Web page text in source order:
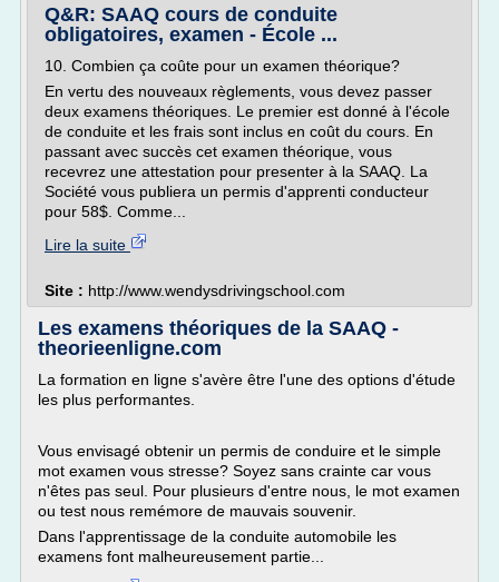
Q&R: SAAQ cours de conduite
obligatoires, examen - École ...
10. Combien ça coûte pour un examen théorique?
En vertu des nouveaux règlements, vous devez passer
deux examens théoriques. Le premier est donné à l'école
de conduite et les frais sont inclus en coût du cours. En
passant avec succès cet examen théorique, vous
recevrez une attestation pour presenter à la SAAQ. La
Société vous publiera un permis d'apprenti conducteur
pour 58$. Comme...
Lire la suite
Site : http://www.wendysdrivingschool.com
Les examens théoriques de la SAAQ -
theorieenligne.com
La formation en ligne s'avère être l'une des options d'étude
les plus performantes.
Vous envisagé obtenir un permis de conduire et le simple
mot examen vous stresse? Soyez sans crainte car vous
n'êtes pas seul. Pour plusieurs d'entre nous, le mot examen
ou test nous remémore de mauvais souvenir.
Dans l'apprentissage de la conduite automobile les
examens font malheureusement partie...